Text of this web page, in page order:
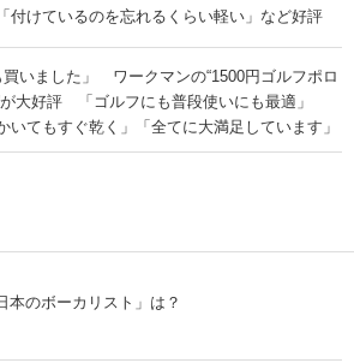
けているのを忘れるくらい軽い」など好評
買いました」 ワークマンの“1500円ゴルフポロ
が大好評 「ゴルフにも普段使いにも最適」
いてもすぐ乾く」「全てに大満足しています」
本のボーカリスト」は？